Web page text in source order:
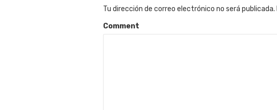
Tu dirección de correo electrónico no será publicada.
Comment